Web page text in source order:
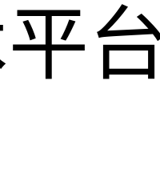
台